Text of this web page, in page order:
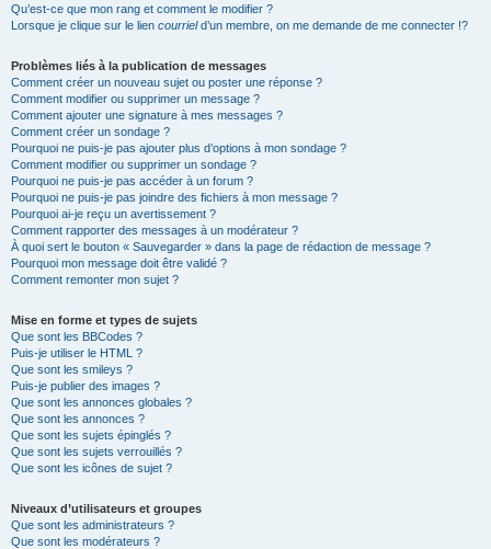
Qu’est-ce que mon rang et comment le modifier ?
Lorsque je clique sur le lien courrield’un membre, on me demande de me connecter !?
Problèmes liés à la publication de messages
Comment créer un nouveau sujet ou poster une réponse ?
Comment modifier ou supprimer un message ?
Comment ajouter une signature à mes messages ?
Comment créer un sondage ?
Pourquoi ne puis-je pas ajouter plus d’options à mon sondage ?
Comment modifier ou supprimer un sondage ?
Pourquoi ne puis-je pas accéder à un forum ?
Pourquoi ne puis-je pas joindre des fichiers à mon message ?
Pourquoi ai-je reçu un avertissement ?
Comment rapporter des messages à un modérateur ?
À quoi sert le bouton « Sauvegarder » dans la page de rédaction de message ?
Pourquoi mon message doit être validé ?
Comment remonter mon sujet ?
Mise en forme et types de sujets
Que sont les BBCodes ?
Puis-je utiliser le HTML ?
Que sont les smileys ?
Puis-je publier des images ?
Que sont les annonces globales ?
Que sont les annonces ?
Que sont les sujets épinglés ?
Que sont les sujets verrouillés ?
Que sont les icônes de sujet ?
Niveaux d’utilisateurs et groupes
Que sont les administrateurs ?
Que sont les modérateurs ?